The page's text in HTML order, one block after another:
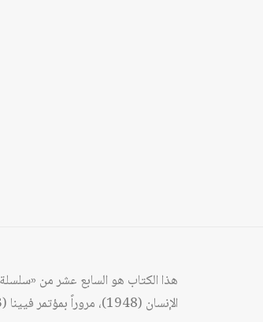
هذا الكتاب هو السابع عشر من
الإنسان (1948)، مروراً بمؤتمر فيينا (1993)، وانتهاء بالتجليات السياسية للعولمة من جهة، ودرجة العدوان على حقوق الإنسان وانتهاكاتها على المستوى العربي من جهة ثانية.